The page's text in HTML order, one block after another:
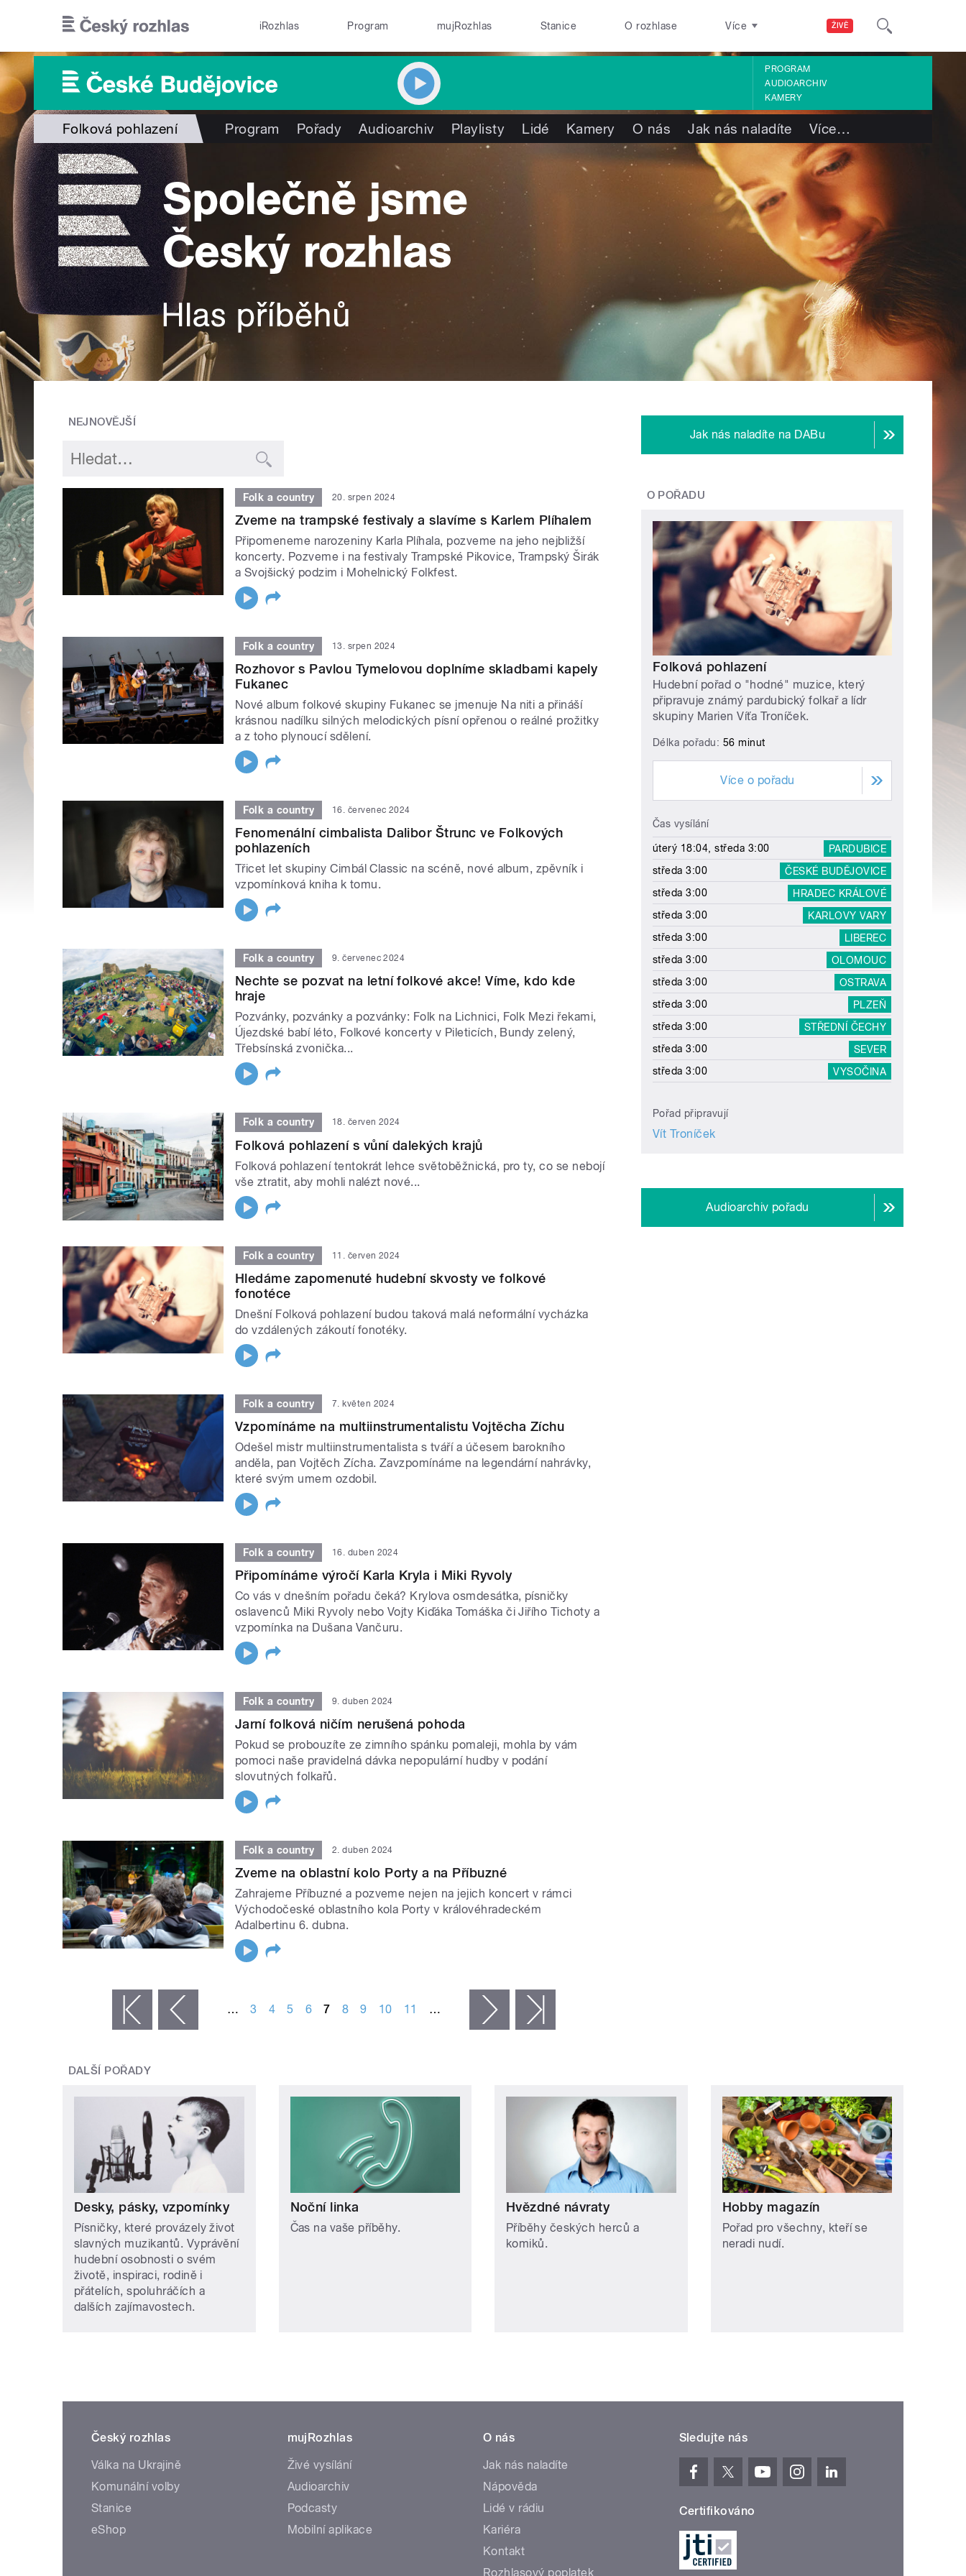
ŽIVĚ
iRozhlas Program mujRozhlas Stanice O rozhlase Více
PROGRAM
AUDIOARCHIV
KAMERY
Folková pohlazení Program Pořady Audioarchiv Playlisty Lidé Kamery O nás Jak nás naladíte Více…
NEJNOVĚJŠÍ
Folk a country 20. srpen 2024
Zveme na trampské festivaly a slavíme s Karlem Plíhalem
Připomeneme narozeniny Karla Plíhala, pozveme na jeho nejbližší
koncerty. Pozveme i na festivaly Trampské Pikovice, Trampský Širák
a Svojšický podzim i Mohelnický Folkfest.
Folk a country 13. srpen 2024
Rozhovor s Pavlou Tymelovou doplníme skladbami kapely
Fukanec
Nové album folkové skupiny Fukanec se jmenuje Na niti a přináší
krásnou nadílku silných melodických písní opřenou o reálné prožitky
a z toho plynoucí sdělení.
Folk a country 16. červenec 2024
Fenomenální cimbalista Dalibor Štrunc ve Folkových
pohlazeních
Třicet let skupiny Cimbál Classic na scéně, nové album, zpěvník i
vzpomínková kniha k tomu.
Folk a country 9. červenec 2024
Nechte se pozvat na letní folkové akce! Víme, kdo kde
hraje
Pozvánky, pozvánky a pozvánky: Folk na Lichnici, Folk Mezi řekami,
Újezdské babí léto, Folkové koncerty v Pileticích, Bundy zelený,
Třebsínská zvonička...
Folk a country 18. červen 2024
Folková pohlazení s vůní dalekých krajů
Folková pohlazení tentokrát lehce světoběžnická, pro ty, co se nebojí
vše ztratit, aby mohli nalézt nové...
Folk a country 11. červen 2024
Hledáme zapomenuté hudební skvosty ve folkové
fonotéce
Dnešní Folková pohlazení budou taková malá neformální vycházka
do vzdálených zákoutí fonotéky.
Folk a country 7. květen 2024
Vzpomínáme na multiinstrumentalistu Vojtěcha Zíchu
Odešel mistr multiinstrumentalista s tváří a účesem barokního
anděla, pan Vojtěch Zícha. Zavzpomínáme na legendární nahrávky,
které svým umem ozdobil.
Folk a country 16. duben 2024
Připomínáme výročí Karla Kryla i Miki Ryvoly
Co vás v dnešním pořadu čeká? Krylova osmdesátka, písničky
oslavenců Miki Ryvoly nebo Vojty Kiďáka Tomáška či Jiřího Tichoty a
vzpomínka na Dušana Vančuru.
Folk a country 9. duben 2024
Jarní folková ničím nerušená pohoda
Pokud se probouzíte ze zimního spánku pomaleji, mohla by vám
pomoci naše pravidelná dávka nepopulární hudby v podání
slovutných folkařů.
Folk a country 2. duben 2024
Zveme na oblastní kolo Porty a na Příbuzné
Zahrajeme Příbuzné a pozveme nejen na jejich koncert v rámci
Východočeské oblastního kola Porty v královéhradeckém
Adalbertinu 6. dubna.
‹ předchozí … 3 4 5 6 7 8 9 10 11 … následující ›
Jak nás naladíte na DABu
O POŘADU
Folková pohlazení
Hudební pořad o "hodné" muzice, který
připravuje známý pardubický folkař a lídr
skupiny Marien Víťa Troníček.
Délka pořadu: 56 minut
Více o pořadu
Čas vysílání
úterý 18:04, středa 3:00
PARDUBICE
středa 3:00
ČESKÉ BUDĚJOVICE
středa 3:00
HRADEC KRÁLOVÉ
středa 3:00
KARLOVY VARY
středa 3:00
LIBEREC
středa 3:00
OLOMOUC
středa 3:00
OSTRAVA
středa 3:00
PLZEŇ
středa 3:00
STŘEDNÍ ČECHY
středa 3:00
SEVER
středa 3:00
VYSOČINA
Pořad připravují
Vít Troníček
Audioarchiv pořadu
DALŠÍ POŘADY
Desky, pásky, vzpomínky
Písničky, které provázely život
slavných muzikantů. Vyprávění
hudební osobnosti o svém
životě, inspiraci, rodině i
přátelích, spoluhráčích a
dalších zajímavostech.
Noční linka
Čas na vaše příběhy.
Hvězdné návraty
Příběhy českých herců a
komiků.
Hobby magazín
Pořad pro všechny, kteří se
neradi nudí.
Český rozhlas
Válka na Ukrajině
Komunální volby
Stanice
eShop
mujRozhlas
Živé vysílání
Audioarchiv
Podcasty
Mobilní aplikace
O nás
Jak nás naladíte
Nápověda
Lidé v rádiu
Kariéra
Kontakt
Rozhlasový poplatek
Sledujte nás
Certifikováno